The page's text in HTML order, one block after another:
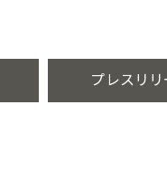
プレスリリ